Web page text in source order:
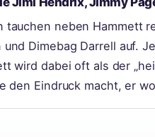
tauchen neben Hammett
und Dimebag Darrell auf.
wird dabei oft als der
den Eindruck macht, er